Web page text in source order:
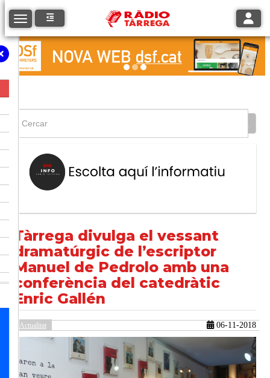
Toggle navigation
Tàrrega divulga el vessant
dramatúrgic de l’escriptor
Manuel de Pedrolo amb una
conferència del catedràtic
Enric Gallén
Actualitat 06-11-2018